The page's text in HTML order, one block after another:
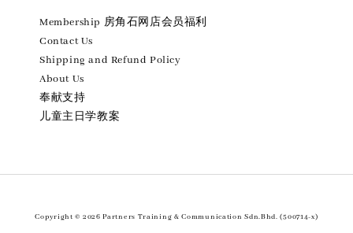
Membership 房角石网店会员福利
Contact Us
Shipping and Refund Policy
About Us
奉献支持
儿童主日学教案
Copyright © 2026 Partners Training & Communication Sdn.Bhd. (500714-x)